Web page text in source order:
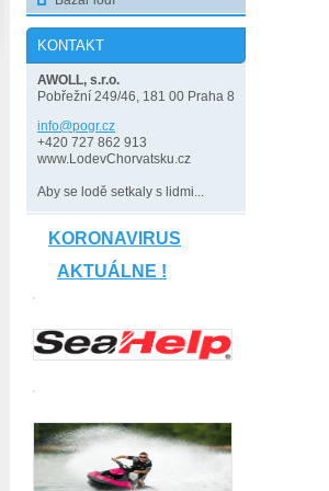
KONTAKT
AWOLL, s.r.o.
Pobřežní 249/46, 181 00 Praha 8
info@pogr.cz
+420 727 862 913
www.LodevChorvatsku.cz
Aby se lodě setkaly s lidmi...
KORONAVIRUS
AKTUÁLNE !